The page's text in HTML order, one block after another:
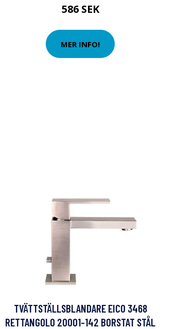
586 SEK
MER INFO!
TVÄTTSTÄLLSBLANDARE EICO 3468
RETTANGOLO 20001-142 BORSTAT STÅL